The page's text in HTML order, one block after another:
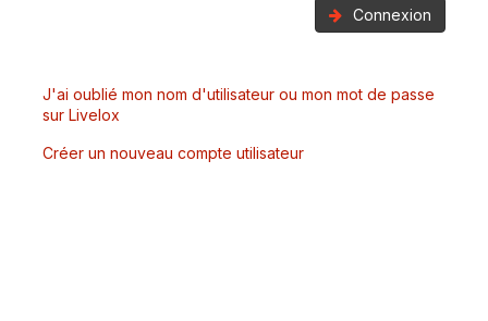
Connexion
J'ai oublié mon nom d'utilisateur ou mon mot de passe
sur Livelox
Créer un nouveau compte utilisateur